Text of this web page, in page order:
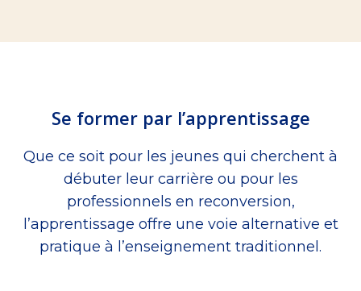
Se former par l’apprentissage
Que ce soit pour les jeunes qui cherchent à
débuter leur carrière ou pour les
professionnels en reconversion,
l’apprentissage offre une voie alternative et
pratique à l’enseignement traditionnel.